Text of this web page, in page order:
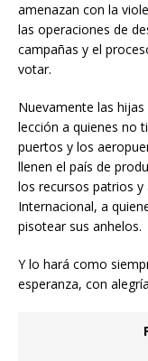
amenazan con la
las operaciones de
campañas y el
votar.
Nuevamente las
lección a quienes no
puertos y los
llenen el país de
los recursos patrios
Internacional, a
pisotear sus anhelos.
Y lo hará como
esperanza, con